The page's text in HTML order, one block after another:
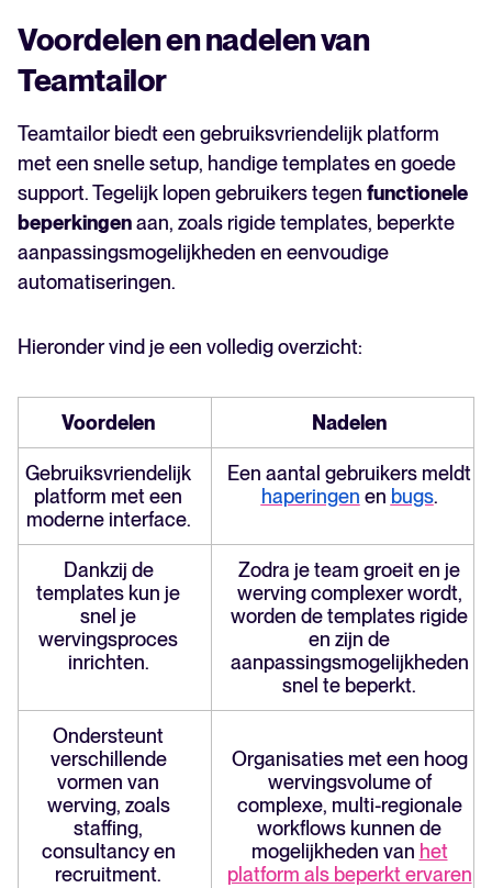
Voordelen en nadelen van
Teamtailor
Teamtailor biedt een gebruiksvriendelijk platform
met een snelle setup, handige templates en goede
support. Tegelijk lopen gebruikers tegen functionele
beperkingenaan, zoals rigide templates, beperkte
aanpassingsmogelijkheden en eenvoudige
automatiseringen.
Hieronder vind je een volledig overzicht:
Voordelen Nadelen
Gebruiksvriendelijk
platform met een
moderne interface.
Een aantal gebruikers meldt
haperingen en bugs.
Dankzij de
templates kun je
snel je
wervingsproces
inrichten.
Zodra je team groeit en je
werving complexer wordt,
worden de templates rigide
en zijn de
aanpassingsmogelijkheden
snel te beperkt.
Ondersteunt
verschillende
vormen van
werving, zoals
staffing,
consultancy en
recruitment.
Organisaties met een hoog
wervingsvolume of
complexe, multi-regionale
workflows kunnen de
mogelijkheden van het
platform als beperkt ervaren